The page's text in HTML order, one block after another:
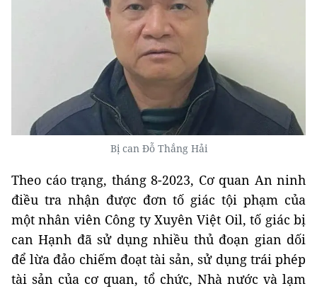
Bị can Đỗ Thắng Hải
Theo cáo trạng, tháng 8-2023, Cơ quan An ninh
điều tra nhận được đơn tố giác tội phạm của
một nhân viên Công ty Xuyên Việt Oil, tố giác bị
can Hạnh đã sử dụng nhiều thủ đoạn gian dối
để lừa đảo chiếm đoạt tài sản, sử dụng trái phép
tài sản của cơ quan, tổ chức, Nhà nước và lạm